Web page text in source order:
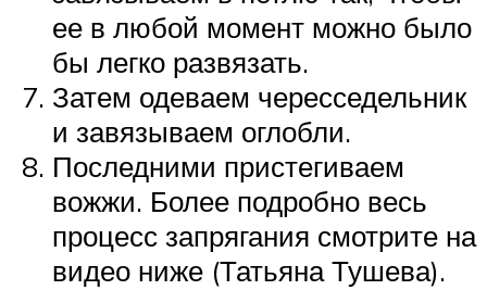
ее в любой момент можно было
бы легко развязать.
Затем одеваем чересседельник
и завязываем оглобли.
Последними пристегиваем
вожжи. Более подробно весь
процесс запрягания смотрите на
видео ниже (Татьяна Тушева).